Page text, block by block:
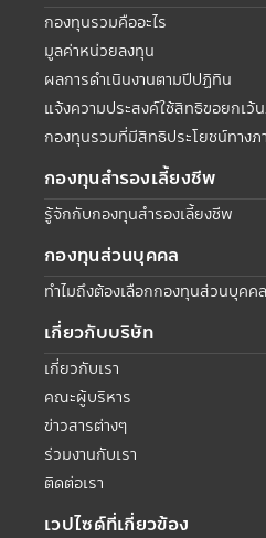
กองทุนรวมคืออะไร
มูลค่าหน่วยลงทุน
ผลการดำเนินงานตามปีปฏิทิน
แจ้งความประสงค์ใช้สิทธิขอยกเว้
กองทุนรวมที่มีสิทธิประโยชน์ทางภ
กองทุนสำรองเลี้ยงชีพ
รู้จักกับกองทุนสำรองเลี้ยงชีพ
กองทุนส่วนบุคคล
ทำไมถึงต้องเลือกกองทุนส่วนบุคค
เกี่ยวกับบริษัท
เกี่ยวกับเรา
คณะผู้บริหาร
ข่าวสารต่างๆ
ร่วมงานกับเรา
ติดต่อเรา
เวปไซด์ที่เกี่ยวข้อง